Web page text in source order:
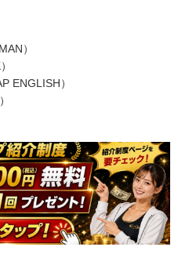
）
ENGLISH）